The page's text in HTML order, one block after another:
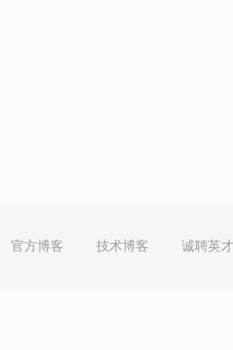
官方博客 技术博客 诚聘英才